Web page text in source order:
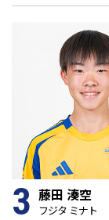
藤田 湊空
フジタ ミナト
3